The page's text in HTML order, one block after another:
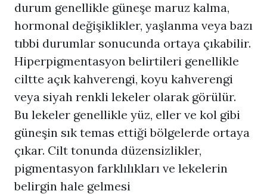
durum genellikle güneşe maruz kalma,
hormonal değişiklikler, yaşlanma veya bazı
tıbbi durumlar sonucunda ortaya çıkabilir.
Hiperpigmentasyonbelirtileri genellikle
ciltte açık kahverengi, koyu kahverengi
veya siyah renkli lekeler olarak görülür.
Bu lekeler genellikle yüz, eller ve kol gibi
güneşin sık temas ettiği bölgelerde ortaya
çıkar. Cilt tonunda düzensizlikler,
pigmentasyon farklılıkları ve lekelerin
belirgin hale gelmesi